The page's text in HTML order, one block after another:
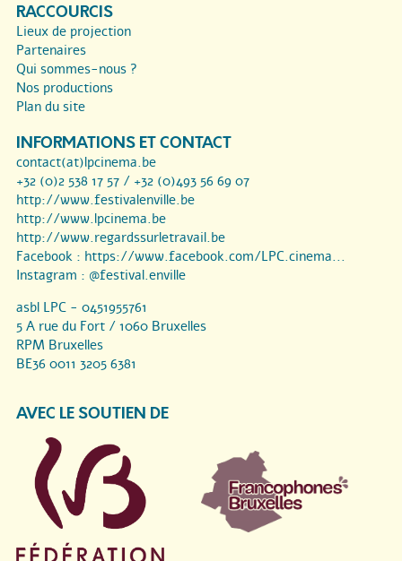
RACCOURCIS
Lieux de projection
Partenaires
Qui sommes-nous ?
Nos productions
Plan du site
INFORMATIONS ET CONTACT
contact(at)lpcinema.be
+32 (0)2 538 17 57 / +32 (0)493 56 69 07
http://www.festivalenville.be
http://www.lpcinema.be
http://www.regardssurletravail.be
Facebook : https://www.facebook.com/LPC.cinema...
Instagram : @festival.enville
asbl LPC - 0451955761
5 A rue du Fort / 1060 Bruxelles
RPM Bruxelles
BE36 0011 3205 6381
AVEC LE SOUTIEN DE